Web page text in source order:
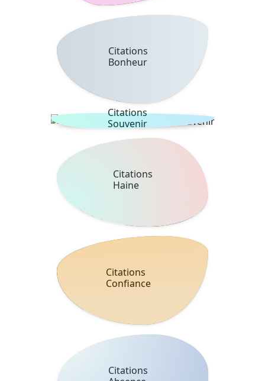
Citations
Bonheur
Citations
Souvenir
Citations
Haine
Citations
Confiance
Citations